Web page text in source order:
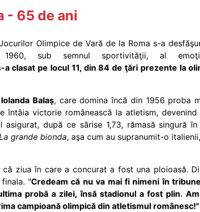
- 65 de ani
Olimpice de Vară de la Roma s-a
1960, sub semnul sportivităţii, al
a clasat pe locul 11, din 84 de ţări prezente la
Iolanda Balaş, care domina încă din 1956 proba
întâia victorie românească la atletism, devenind
asigurat, după ce sărise 1,73, rămasă singură
grande bionda, aşa cum au supranumit-o
ziua în care a concurat a fost una ploioasă.
"Credeam că nu va mai fi nimeni în
probă a zilei, însă stadionul a fost plin.
campioană olimpică din atletismul românesc!"